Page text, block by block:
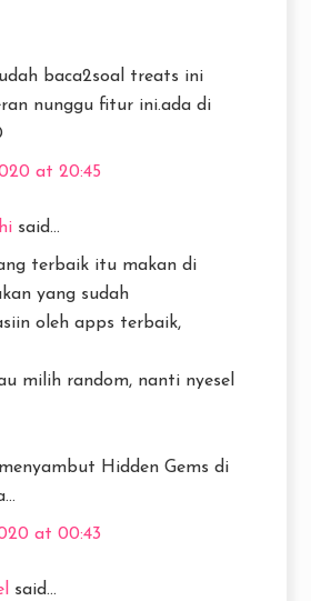
baca2soal treats ini
nunggu fitur ini.ada di
at 20:45
said...
terbaik itu makan di
yang sudah
oleh apps terbaik,
milih random, nanti nyesel
Hidden Gems di
at 00:43
said...